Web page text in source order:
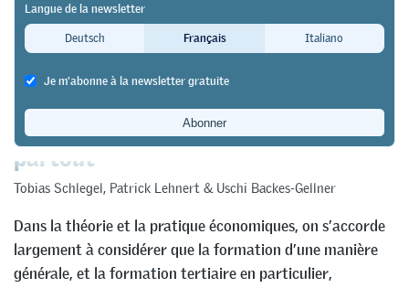
Les hautes écoles spécialisées
accélèrent l’innovation régionale –
mais pas dans la même mesure
partout
Tobias Schlegel, Patrick Lehnert & Uschi Backes-Gellner
Dans la théorie et la pratique économiques, on s’accorde
largement à considérer que la formation d’une manière
générale, et la formation tertiaire en particulier,
Langue de la newsletter
Deutsch
Français Italiano
Je m'abonne à la newsletter gratuite